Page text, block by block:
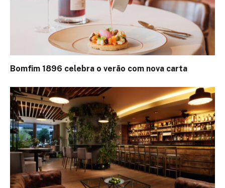
Bomfim 1896 celebra o verão com nova carta